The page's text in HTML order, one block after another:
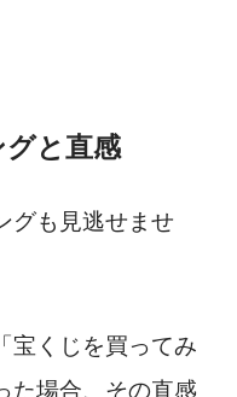
と直感
グも見逃せませ
宝くじを買ってみ
た場合、その直感